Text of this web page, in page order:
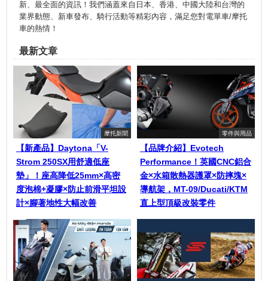
新、最全面的資訊！我們涵蓋來自日本、香港、中國大陸和台灣的
業界動態、新車發布、騎行活動等精彩內容，滿足您對電單車/摩托
車的熱情！
最新文章
摩托新聞
【新產品】Daytona「V-
Strom 250SX用舒適低座
墊」！座高降低25mm×高密
度泡棉+凝膠×防止前滑平坦設
計×腳著地性大幅改善
零件與用品
【品牌介紹】Evotech
Performance！英國CNC鋁合
金×水箱散熱器護罩×防摔塊×
導航架，MT-09/Ducati/KTM
直上型頂級改裝零件